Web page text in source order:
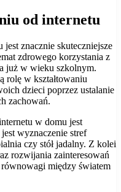
od internetu
znacznie skuteczniejsze
zdrowego korzystania z
już w wieku szkolnym.
rolę w kształtowaniu
dzieci poprzez ustalanie
zachowań.
w domu jest
wyznaczenie stref
czy stół jadalny. Z kolei
rozwijania zainteresowań
między światem